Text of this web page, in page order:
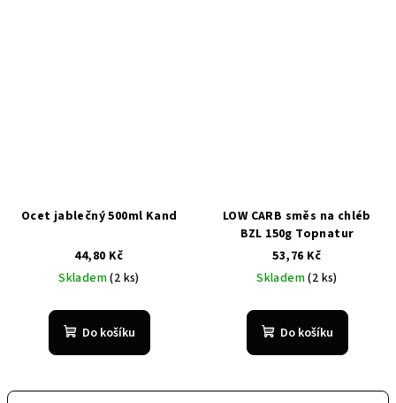
Ocet jablečný 500ml Kand
44,80 Kč
Skladem(2 ks)
Do košíku
LOW CARB směs na chléb
BZL 150g Topnatur
53,76 Kč
Skladem(2 ks)
Do košíku